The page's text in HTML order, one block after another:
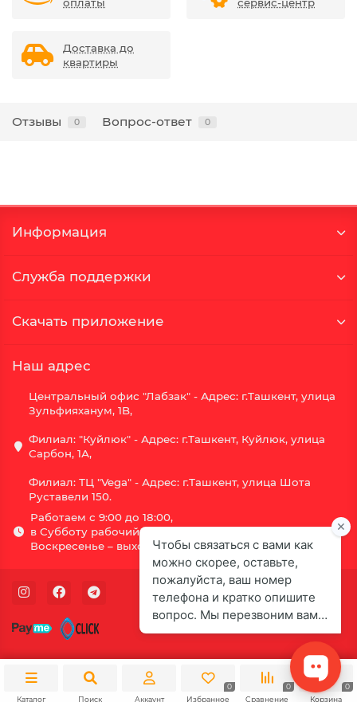
оплаты
сервис-центр
Доставка до
квартиры
Отзывы 0 Вопрос-ответ 0
Информация
Служба поддержки
Скачать приложение
Наш адрес
Центральный офис "Лабзак" - Адрес: г.Ташкент, улица
Зульфияханум, 1B,
Филиал: "Куйлюк" - Адрес: г.Ташкент, Куйлюк, улица
Сарбон, 1А,
Филиал: ТЦ "Vega" - Адрес: г.Ташкент, улица Шота
Руставели 150.
Работаем с 9:00 до 18:00,
в Субботу рабочий день с 9:00 до 16:00,
Воскресенье – выходной.
Каталог Поиск Аккаунт
0
Избранное
0
Сравнение
0
Корзина